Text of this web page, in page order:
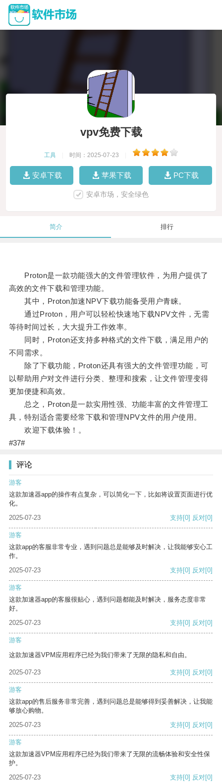
vpv免费下载
工具 时间：2025-07-23
安卓下载 苹果下载 PC下载
安卓市场，安全绿色
简介 排行
Proton是一款功能强大的文件管理软件，为用户提供了
高效的文件下载和管理功能。
其中，Proton加速NPV下载功能备受用户青睐。
通过Proton，用户可以轻松快速地下载NPV文件，无需
等待时间过长，大大提升工作效率。
同时，Proton还支持多种格式的文件下载，满足用户的
不同需求。
除了下载功能，Proton还具有强大的文件管理功能，可
以帮助用户对文件进行分类、整理和搜索，让文件管理变得
更加便捷和高效。
总之，Proton是一款实用性强、功能丰富的文件管理工
具，特别适合需要经常下载和管理NPV文件的用户使用。
欢迎下载体验！。
#37#
评论
游客
这款加速器app的操作有点复杂，可以简化一下，比如将设置页面进行优
化。
2025-07-23
支持[0] 反对[0]
游客
这款app的客服非常专业，遇到问题总是能够及时解决，让我能够安心工
作。
2025-07-23
支持[0] 反对[0]
游客
这款加速器app的客服很贴心，遇到问题都能及时解决，服务态度非常
好。
2025-07-23
支持[0] 反对[0]
游客
这款加速器VPM应用程序已经为我们带来了无限的隐私和自由。
2025-07-23 支持[0] 反对[0]
游客
这款app的售后服务非常完善，遇到问题总是能够得到妥善解决，让我能
够放心购物。
2025-07-23
支持[0] 反对[0]
游客
这款加速器VPM应用程序已经为我们带来了无限的流畅体验和安全性保
护。
2025-07-23
支持[0] 反对[0]